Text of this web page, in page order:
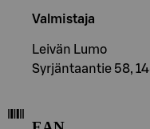
Valmistaja
Leivän Lumo
Syrjäntaantie 58,